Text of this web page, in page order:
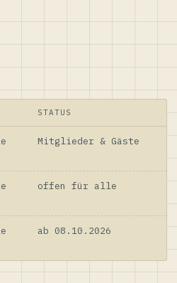
STATUS
Mitglieder & Gäste
offen für alle
ab 08.10.2026